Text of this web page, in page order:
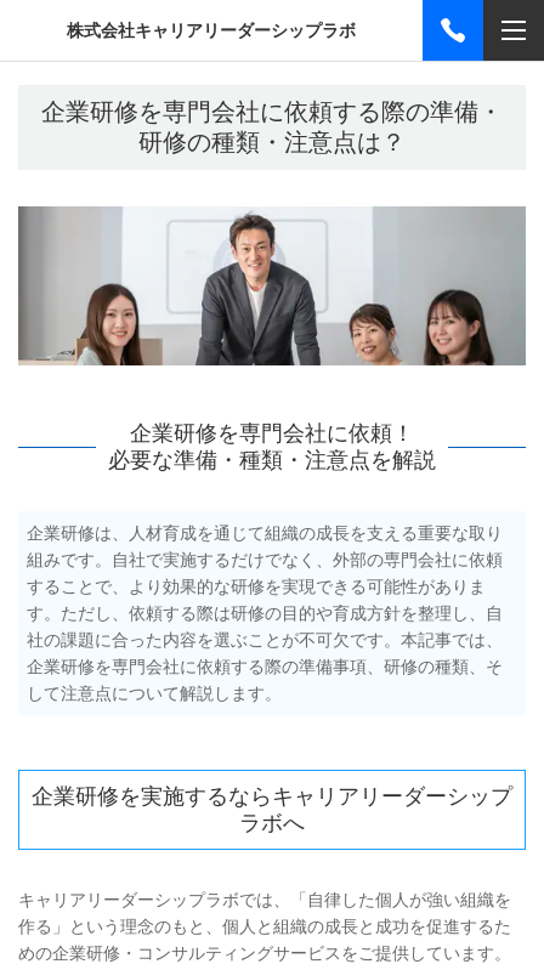
株式会社キャリアリーダーシップラボ
企業研修を専門会社に依頼する際の準備・
研修の種類・注意点は？
企業研修を専門会社に依頼！
必要な準備・種類・注意点を解説
企業研修は、人材育成を通じて組織の成長を支える重要な取り
組みです。自社で実施するだけでなく、外部の専門会社に依頼
することで、より効果的な研修を実現できる可能性がありま
す。ただし、依頼する際は研修の目的や育成方針を整理し、自
社の課題に合った内容を選ぶことが不可欠です。本記事では、
企業研修を専門会社に依頼する際の準備事項、研修の種類、そ
して注意点について解説します。
企業研修を実施するならキャリアリーダーシップ
ラボへ
キャリアリーダーシップラボでは、「自律した個人が強い組織を
作る」という理念のもと、個人と組織の成長と成功を促進するた
めの企業研修・コンサルティングサービスをご提供しています。